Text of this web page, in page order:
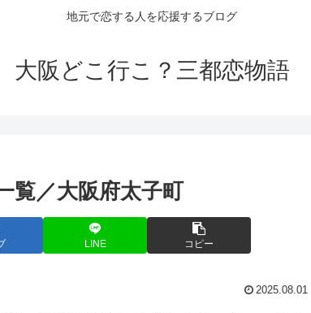
地元で恋する人を応援するブログ
大阪どこ行こ？三都恋物語
覧／大阪府太子町
LINE コピー
2025.08.01